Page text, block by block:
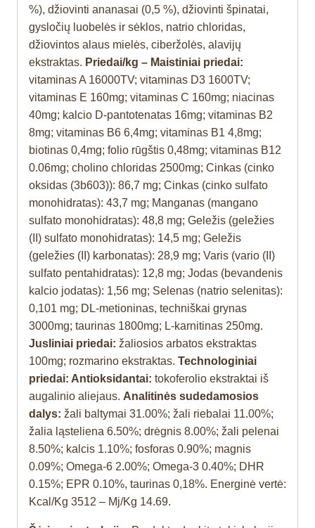
%), džiovinti ananasai (0,5 %), džiovinti špinatai,
gysločių luobelės ir sėklos, natrio chloridas,
džiovintos alaus mielės, ciberžolės, alavijų
ekstraktas. Priedai/kg – Maistiniai priedai:
vitaminas A 16000TV; vitaminas D3 1600TV;
vitaminas E 160mg; vitaminas C 160mg; niacinas
40mg; kalcio D-pantotenatas 16mg; vitaminas B2
8mg; vitaminas B6 6,4mg; vitaminas B1 4,8mg;
biotinas 0,4mg; folio rūgštis 0,48mg; vitaminas B12
0.06mg; cholino chloridas 2500mg; Cinkas (cinko
oksidas (3b603)): 86,7 mg; Cinkas (cinko sulfato
monohidratas): 43,7 mg; Manganas (mangano
sulfato monohidratas): 48,8 mg; Geležis (geležies
(II) sulfato monohidratas): 14,5 mg; Geležis
(geležies (II) karbonatas): 28,9 mg; Varis (vario (II)
sulfato pentahidratas): 12,8 mg; Jodas (bevandenis
kalcio jodatas): 1,56 mg; Selenas (natrio selenitas):
0,101 mg; DL-metioninas, techniškai grynas
3000mg; taurinas 1800mg; L-karnitinas 250mg.
Jusliniai priedai: žaliosios arbatos ekstraktas
100mg; rozmarino ekstraktas. Technologiniai
priedai: Antioksidantai: tokoferolio ekstraktai iš
augalinio aliejaus. Analitinės sudedamosios
dalys: žali baltymai 31.00%; žali riebalai 11.00%;
žalia ląsteliena 6.50%; drėgnis 8.00%; žali pelenai
8.50%; kalcis 1.10%; fosforas 0.90%; magnis
0.09%; Omega-6 2.00%; Omega-3 0.40%; DHR
0.15%; EPR 0.10%, taurinas 0,18%. Energinė vertė:
Kcal/Kg 3512 – Mj/Kg 14.69.